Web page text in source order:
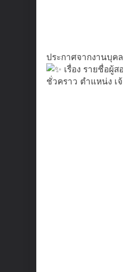
ประกาศจากงานบุค
เรื่อง รายชื่อผู้
ชั่วคราว ตำแหน่ง เ